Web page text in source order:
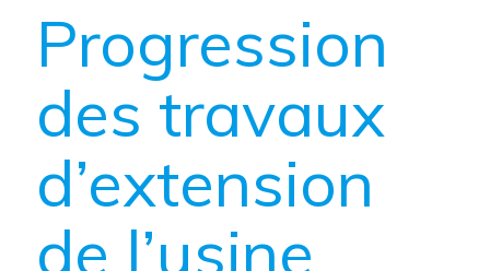
Progression
des travaux
d’extension
de l’usine